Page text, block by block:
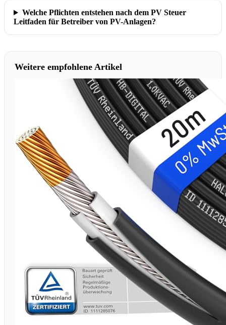
Welche Pflichten entstehen nach dem PV Steuer
Leitfaden für Betreiber von PV-Anlagen?
Weitere empfohlene Artikel